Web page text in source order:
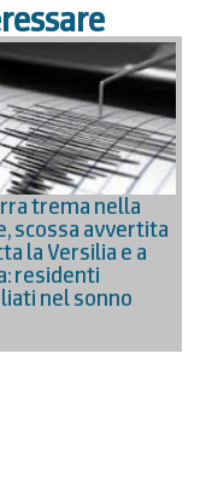
trema nella
scossa avvertita
la Versilia e a
residenti
nel sonno